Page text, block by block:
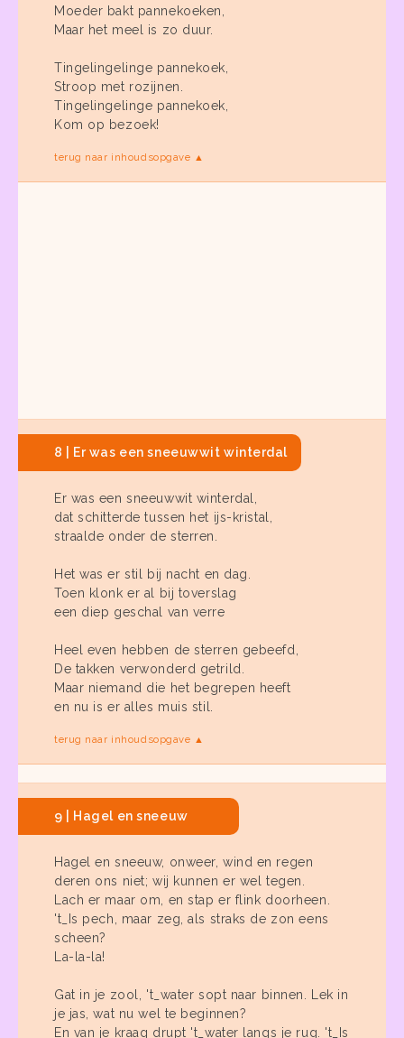
Moeder bakt pannekoeken,
Maar het meel is zo duur.
Tingelingelinge pannekoek,
Stroop met rozijnen.
Tingelingelinge pannekoek,
Kom op bezoek!
terug naar inhoudsopgave ▲
8 | Er was een sneeuwwit winterdal
Er was een sneeuwwit winterdal,
dat schitterde tussen het ijs-kristal,
straalde onder de sterren.
Het was er stil bij nacht en dag.
Toen klonk er al bij toverslag
een diep geschal van verre
Heel even hebben de sterren gebeefd,
De takken verwonderd getrild.
Maar niemand die het begrepen heeft
en nu is er alles muis stil.
terug naar inhoudsopgave ▲
9 | Hagel en sneeuw
Hagel en sneeuw, onweer, wind en regen
deren ons niet; wij kunnen er wel tegen.
Lach er maar om, en stap er flink doorheen.
't_Is pech, maar zeg, als straks de zon eens
scheen?
La-la-la!
Gat in je zool, 't_water sopt naar binnen. Lek in
je jas, wat nu wel te beginnen?
En van je kraag drupt 't_water langs je rug. 't_Is